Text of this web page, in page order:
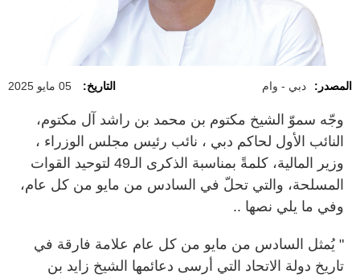
المصدر: دبي - وام التاريخ: 05 مايو 2025
وجّه سموّ الشيخ مكتوم بن محمد بن راشد آل مكتوم،
النائب الأول لحاكم دبي ، نائب رئيس مجلس الوزراء ،
وزير المالية، كلمةً بمناسبة الذكرى الـ49 لتوحيد القوات
المسلحة، والتي تحلّ في السادس من مايو من كل عام،
وفي ما يلي نصها ..
" يُمثل السادس من مايو من كل عام علامة فارقة في
تاريخ دولة الاتحاد التي أرسى دعائمها الشيخ زايد بن